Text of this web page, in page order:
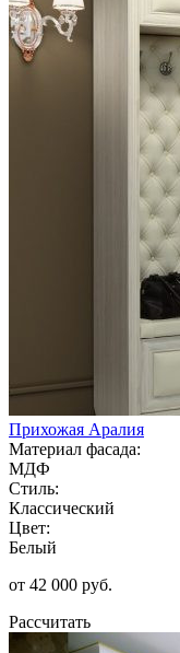
Прихожая Аралия
Материал фасада:
МДФ
Стиль:
Классический
Цвет:
Белый
от 42 000 руб.
Рассчитать